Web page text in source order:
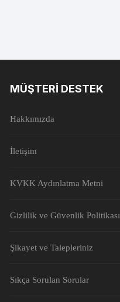
MÜŞTERI DESTEK
Hakkımızda
İletişim
KVKK Aydınlatma Metni
Gizlilik ve Güvenlik Politikası
Şikayet ve Talepleriniz
Sıkça Sorulan Sorular